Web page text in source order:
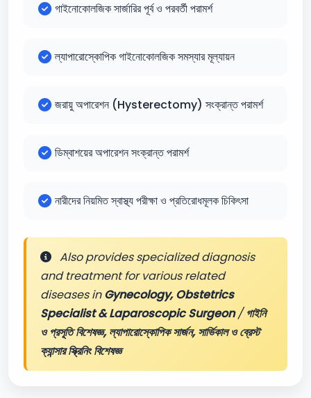
গাইনোকোলজিক সার্জারির পূর্ব ও পরবর্তী পরামর্শ
ল্যাপারোস্কোপিক গাইনোকোলজিক সমস্যার মূল্যায়ন
জরায়ু অপারেশন (Hysterectomy) সংক্রান্ত পরামর্শ
ডিম্বাশয়ের অপারেশন সংক্রান্ত পরামর্শ
নারীদের নিয়মিত স্বাস্থ্য পরীক্ষা ও প্রতিরোধমূলক চিকিৎসা
Also provides specialized diagnosis
and treatment for various related
diseases inGynecology, Obstetrics
Specialist & Laparoscopic Surgeon/গাইনি
ও প্রসূতি বিশেষজ্ঞ, ল্যাপারোস্কোপিক সার্জন, সার্ভিকাল ও ব্রেস্ট
ক্যান্সার স্ক্রিনিং বিশেষজ্ঞ